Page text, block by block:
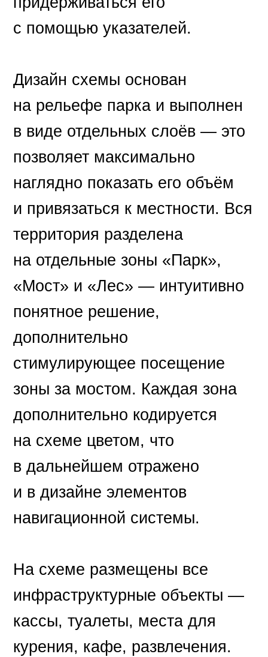
с помощью указателей.
Дизайн схемы основан
на рельефе парка и выполнен
в виде отдельных слоёв — это
позволяет максимально
наглядно показать его объём
и привязаться к местности. Вся
территория разделена
на отдельные зоны «Парк»,
«Мост» и «Лес» — интуитивно
понятное решение,
дополнительно
стимулирующее посещение
зоны за мостом. Каждая зона
дополнительно кодируется
на схеме цветом, что
в дальнейшем отражено
и в дизайне элементов
навигационной системы.
На схеме размещены все
инфраструктурные объекты —
кассы, туалеты, места для
курения, кафе, развлечения.